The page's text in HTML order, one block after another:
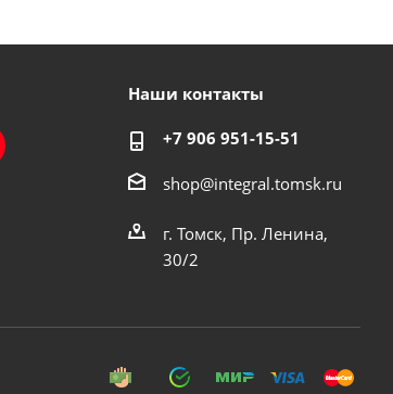
Наши контакты
+7 906 951-15-51
shop@integral.tomsk.ru
г. Томск, Пр. Ленина,
30/2